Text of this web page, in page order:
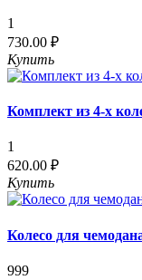
1
730.00 ₽
Купить
Комплект из 4-х
1
620.00 ₽
Купить
Колесо для
999